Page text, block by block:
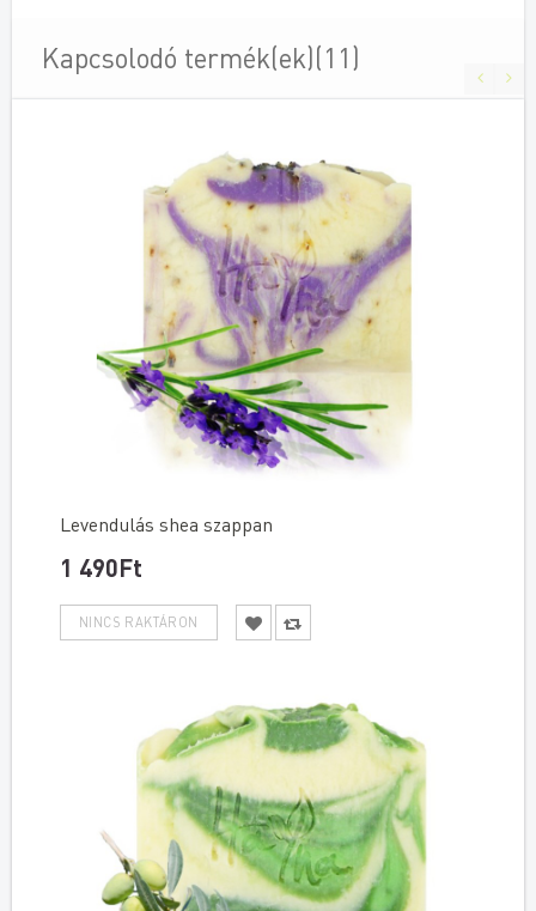
Kapcsolodó termék(ek)(11)
Levendulás shea szappan
1 490Ft